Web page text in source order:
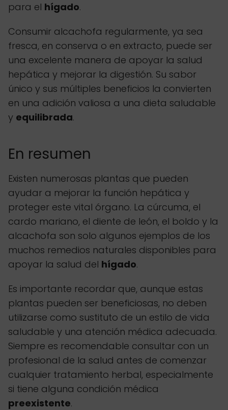
para el hígado.
Consumir alcachofa regularmente, ya sea
fresca, en conserva o en extracto, puede ser
una excelente manera de apoyar la salud
hepática y mejorar la digestión. Su sabor
único y sus múltiples beneficios la convierten
en una adición valiosa a una dieta saludable
y equilibrada.
En resumen
Existen numerosas plantas que pueden
ayudar a mejorar la función hepática y
proteger este vital órgano. La cúrcuma, el
cardo mariano, el diente de león, el boldo y la
alcachofa son solo algunos ejemplos de los
muchos remedios naturales disponibles para
apoyar la salud del hígado.
Es importante recordar que, aunque estas
plantas pueden ser beneficiosas, no deben
utilizarse como sustituto de un estilo de vida
saludable y una atención médica adecuada.
Siempre es recomendable consultar con un
profesional de la salud antes de comenzar
cualquier tratamiento herbal, especialmente
si tiene alguna condición médica
preexistente.